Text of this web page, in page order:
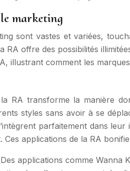
marketing
sont vastes et variées,
RA offre des possibilités
illustrant comment les
RA transforme la manière
styles sans avoir à se
parfaitement dans
applications de la RA
applications comme Wanna